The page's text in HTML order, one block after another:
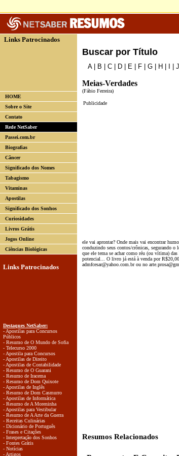
Links Patrocinados
HOME
Sobre o Site
Contato
Rede NetSaber
Passei.com.br
Biografias
Câncer
Significado dos Nomes
Tabagismo
Vitaminas
Apostilas
Significado dos Sonhos
Curiosidades
Livros Grátis
Jogos Online
Ciências Biológicas
Links Patrocinados
Destaques NetSaber:
- Apostilas para Concursos
Públicos
- Resumo de O Mundo de Sofia
- Telecurso 2000
- Apostila para Concursos
- Apostilas de Direito
- Apostilas de Contabilidade
- Resumo de O Guarani
- Resumo de Iracema
- Resumo de Dom Quixote
- Apostilas de Inglês
- Resumo de Dom Casmurro
- Apostilas de Informática
- Resumo de A Moreninha
- Apostilas para Vestibular
- Resumo de A Arte da Guerra
- Receitas Culinárias
- Dicionário de Português
- Frases e Citações
- Interpretação dos Sonhos
- Fontes Grátis
- Notícias
- Artigos
Buscar por Título
A| B C D E F G H J
Meias-Verdades
(Fábio Ferreira)
Publicidade
ele vai aprontar? Onde mais vai encontrar
conduzindo seus contos/crônicas, segurando
que ele tema se achar como réu (ou vítima)
potencial... O livro já está à venda por
admfcesar@yahoo.com.brou no
Resumos Relacionados